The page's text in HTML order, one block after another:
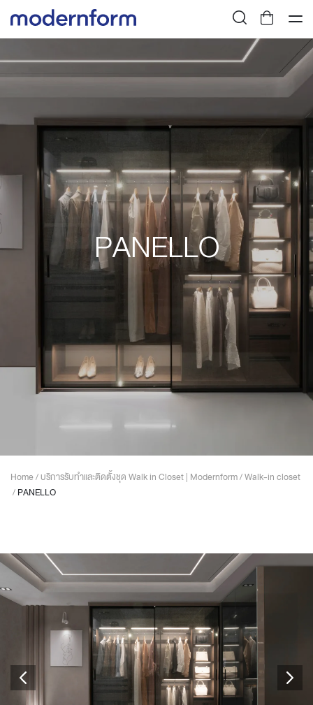
PANELLO
Home/บริการรับทำและติดตั้งชุด Walk in Closet | Modernform/Walk-in closet
/PANELLO